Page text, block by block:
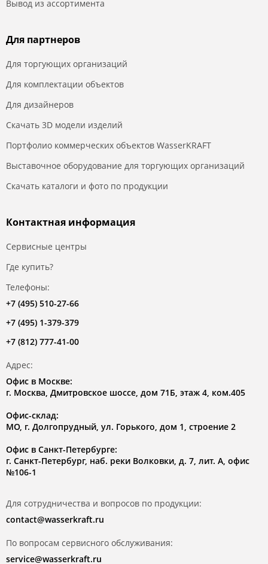
Вывод из ассортимента
Для партнеров
Для торгующих организаций
Для комплектации объектов
Для дизайнеров
Скачать 3D модели изделий
Портфолио коммерческих объектов WasserKRAFT
Выставочное оборудование для торгующих организаций
Скачать каталоги и фото по продукции
Контактная информация
Сервисные центры
Где купить?
Телефоны:
+7 (495) 510-27-66
+7 (495) 1-379-379
+7 (812) 777-41-00
Адрес:
Офис в Москве:
г. Москва, Дмитровское шоссе, дом 71Б, этаж 4, ком.405
Офис-склад:
МО, г. Долгопрудный, ул. Горького, дом 1, строение 2
Офис в Санкт-Петербурге:
г. Санкт-Петербург, наб. реки Волковки, д. 7, лит. А, офис
№106-1
Для сотрудничества и вопросов по продукции:
contact@wasserkraft.ru
По вопросам сервисного обслуживания:
service@wasserkraft.ru